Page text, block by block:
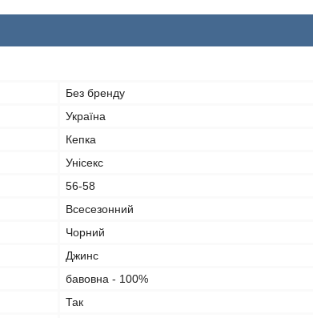
Без бренду
Україна
Кепка
Унісекс
56-58
Всесезонний
Чорний
Джинс
бавовна - 100%
Так